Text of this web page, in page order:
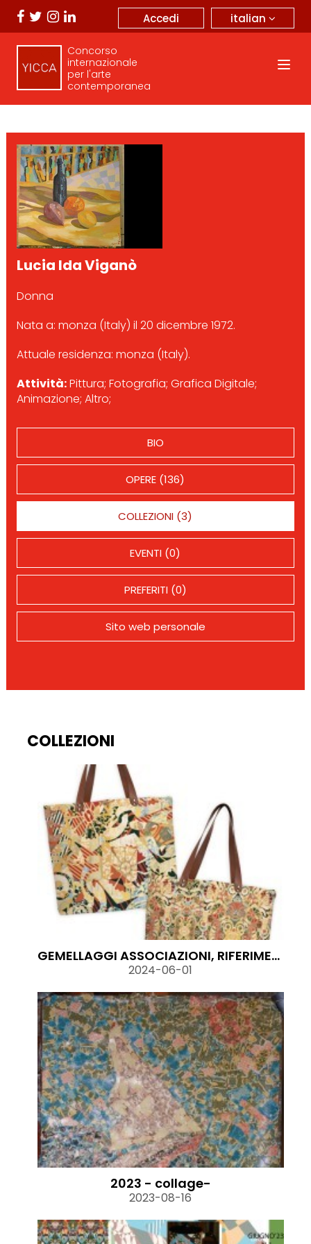
italian
Accedi
Concorso
internazionale
per l'arte
contemporanea
Lucia Ida Viganò
Donna
Nata a: monza (Italy) il 20 dicembre 1972.
Attuale residenza: monza (Italy).
Attività:Pittura; Fotografia; Grafica Digitale;
Animazione; Altro;
BIO
OPERE (136)
COLLEZIONI (3)
EVENTI (0)
PREFERITI (0)
Sito web personale
COLLEZIONI
GEMELLAGGI ASSOCIAZIONI, RIFERIMENTO ASS.ASVAP MONZA+
2024-06-01
2023 - collage-
2023-08-16